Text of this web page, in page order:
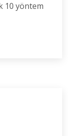
10 yöntem